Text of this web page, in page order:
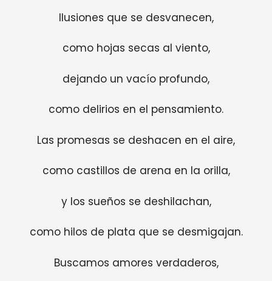
Ilusiones que se desvanecen,
como hojas secas al viento,
dejando un vacío profundo,
como delirios en el pensamiento.
Las promesas se deshacen en el aire,
como castillos de arena en la orilla,
y los sueños se deshilachan,
como hilos de plata que se desmigajan.
Buscamos amores verdaderos,